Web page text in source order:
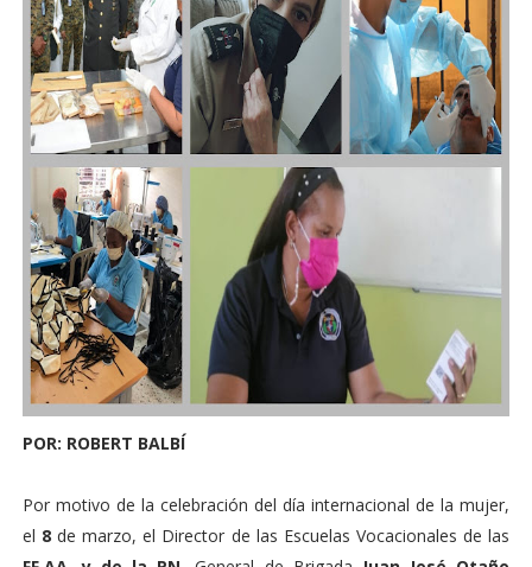
POR: ROBERT BALBÍ
Por motivo de la celebración del día internacional de la mujer,
el 8 de marzo, el Director de las Escuelas Vocacionales de las